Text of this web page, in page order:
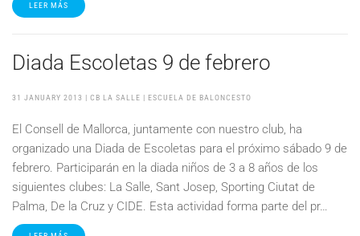
LEER MÁS
Diada Escoletas 9 de febrero
31 JANUARY 2013 | CB LA SALLE | ESCUELA DE BALONCESTO
El Consell de Mallorca, juntamente con nuestro club, ha
organizado una Diada de Escoletas para el próximo sábado 9 de
febrero. Participarán en la diada niños de 3 a 8 años de los
siguientes clubes: La Salle, Sant Josep, Sporting Ciutat de
Palma, De la Cruz y CIDE. Esta actividad forma parte del pr…